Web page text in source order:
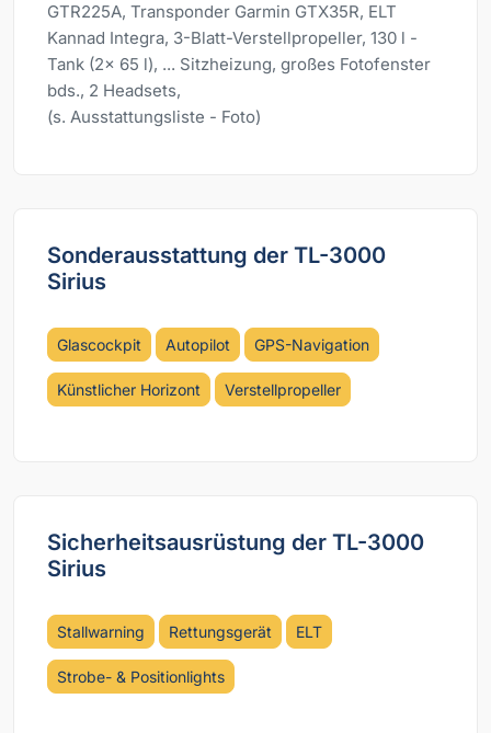
GTR225A, Transponder Garmin GTX35R, ELT
Kannad Integra, 3-Blatt-Verstellpropeller, 130 l -
Tank (2x 65 l), ... Sitzheizung, großes Fotofenster
bds., 2 Headsets,
(s. Ausstattungsliste - Foto)
Sonderausstattung der TL-3000
Sirius
Glascockpit Autopilot GPS-Navigation
Künstlicher Horizont Verstellpropeller
Sicherheitsausrüstung der TL-3000
Sirius
Stallwarning Rettungsgerät ELT
Strobe- & Positionlights